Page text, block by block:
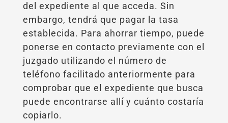
del expediente al que acceda. Sin
embargo, tendrá que pagar la tasa
establecida. Para ahorrar tiempo, puede
ponerse en contacto previamente con el
juzgado utilizando el número de
teléfono facilitado anteriormente para
comprobar que el expediente que busca
puede encontrarse allí y cuánto costaría
copiarlo.